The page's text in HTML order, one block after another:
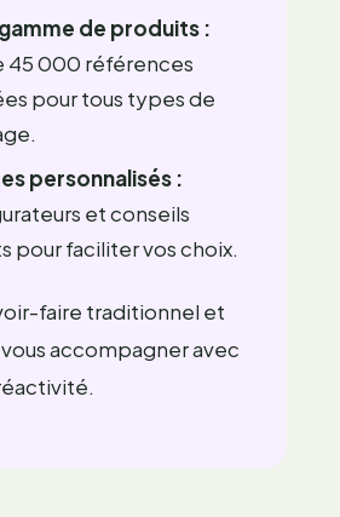
de produits :
45 000 références
pour tous types de
personnalisés :
et conseils
pour faciliter vos choix.
faire traditionnel et
accompagner avec